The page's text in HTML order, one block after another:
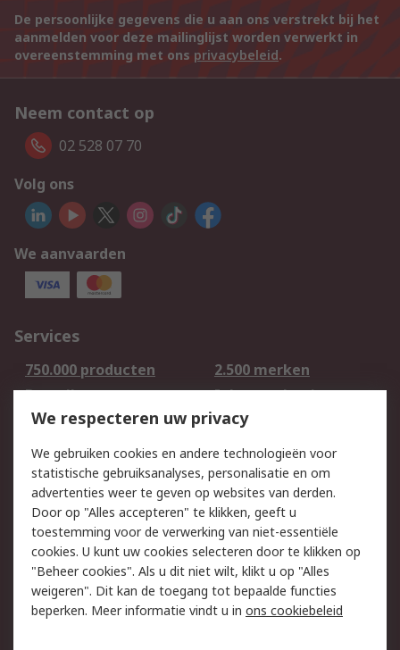
De persoonlijke gegevens die u aan ons verstrekt bij het
aanmelden voor deze mailinglijst worden verwerkt in
overeenstemming met ons privacybeleid.
Neem contact op
02 528 07 70
Volg ons
We aanvaarden
Services
750.000 producten
2.500 merken
Bestellen
Inkoopoplossingen
Retouren
Technisch advies
Track & Trace
Wettelijk
Cookiebeleid
Email veiligheid
Privacybeleid -
Bijgewerkt
Websitevoorwaarden
Algemene
verkoopvoorwaarden
We respecteren uw privacy
We gebruiken cookies en andere technologieën voor
statistische gebruiksanalyses, personalisatie en om
advertenties weer te geven op websites van derden.
Door op "Alles accepteren" te klikken, geeft u
toestemming voor de verwerking van niet-essentiële
cookies. U kunt uw cookies selecteren door te klikken op
"Beheer cookies". Als u dit niet wilt, klikt u op "Alles
weigeren". Dit kan de toegang tot bepaalde functies
beperken. Meer informatie vindt u in ons cookiebeleid